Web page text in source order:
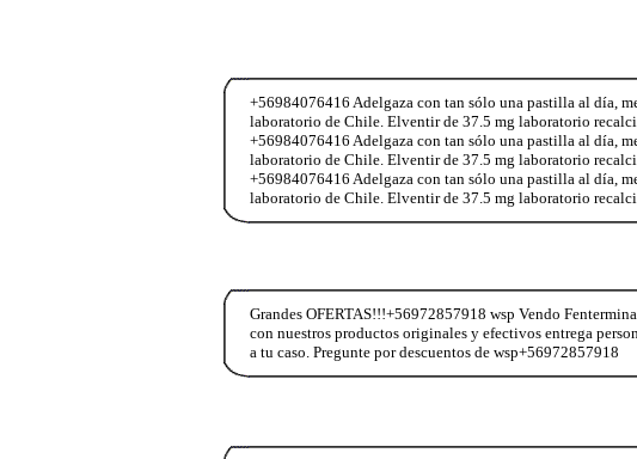
+56984076416 Adelgaza con tan sólo una pastilla al día,
laboratorio de Chile. Elventir de 37.5 mg laboratorio
+56984076416 Adelgaza con tan sólo una pastilla al día,
laboratorio de Chile. Elventir de 37.5 mg laboratorio
+56984076416 Adelgaza con tan sólo una pastilla al día,
laboratorio de Chile. Elventir de 37.5 mg laboratorio
Grandes OFERTAS!!!+56972857918 wsp Vendo
con nuestros productos originales y efectivos entrega
a tu caso. Pregunte por descuentos de wsp+56972857918